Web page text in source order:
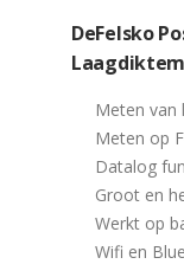
DeFelsko
Meten van
Meten op
Datalog
Groot en
Werkt op
Wifi en